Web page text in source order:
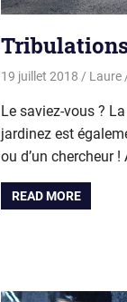
19 juillet 2018 Laure
Le saviez-vous ?
jardinez est
ou d’un chercheur
READ MORE